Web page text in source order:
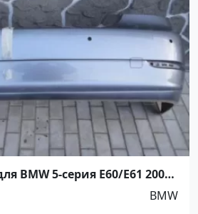
BMW 5-серия E60/E61 2003
BMW